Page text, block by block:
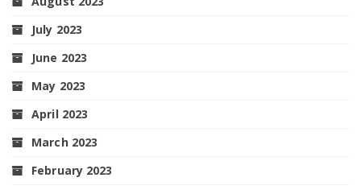
July 2023
June 2023
May 2023
April 2023
March 2023
February 2023